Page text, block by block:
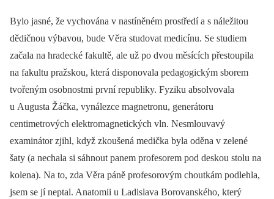
Bylo jasné, že vychována v nastíněném prostředí a s náležitou
dědičnou výbavou, bude Věra studovat medicínu. Se studiem
začala na hradecké fakultě, ale už po dvou měsících přestoupila
na fakultu pražskou, která disponovala pedagogickým sborem
tvořeným osobnostmi první republiky. Fyziku absolvovala
u Augusta Žáčka, vynálezce magnetronu, generátoru
centimetrových elektromagnetických vln. Nesmlouvavý
examinátor zjihl, když zkoušená medička byla oděna v zelené
šaty (a nechala si sáhnout panem profesorem pod deskou stolu na
kolena). Na to, zda Věra páně profesorovým choutkám podlehla,
jsem se jí neptal. Anatomii u Ladislava Borovanského, který